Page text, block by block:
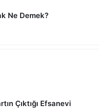
Ne Demek?
Çıktığı Efsanevi